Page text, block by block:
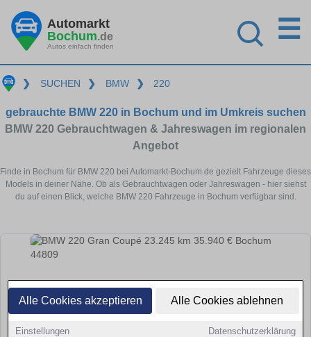
Alle Cookies akzeptieren Alle Cookies ablehnen
Einstellungen Datenschutzerklärung
Automarkt
Bochum.de
Autos einfach finden
☰
❯ SUCHEN ❯ BMW ❯ 220
gebrauchte BMW 220 in Bochum und im Umkreis suchen
BMW 220 Gebrauchtwagen & Jahreswagen im regionalen
Angebot
Finde in Bochum für BMW 220 bei Automarkt-Bochum.de gezielt Fahrzeuge dieses
Models in deiner Nähe. Ob als Gebrauchtwagen oder Jahreswagen - hier siehst
du auf einen Blick, welche BMW 220 Fahrzeuge in Bochum verfügbar sind.